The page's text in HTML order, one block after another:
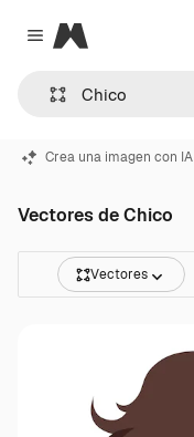
Close menu
Magnific
Crea una imagen con IA
Vectores de Chico
Vectores